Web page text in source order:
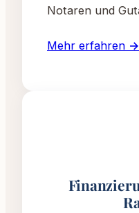
Notaren und
Mehr erfahren →